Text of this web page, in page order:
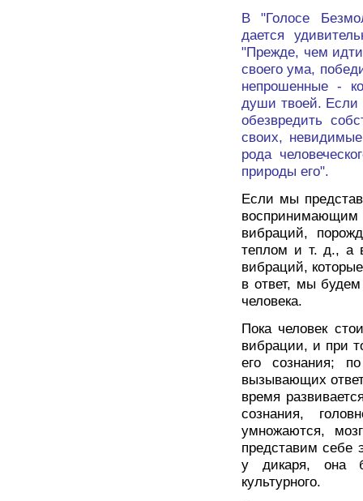
В "Голосе
дается
"Прежде, чем
своего ума,
непрошенные -
души твоей. Если
обезвредить
своих,
рода
природы его".
Если мы
вибраций,
теплом и т. д., а
вибраций,
в ответ, мы
человека.
Пока человек
вибрации, и при
его сознания;
вызывающих
время
сознания,
умножаются,
представим себе
у дикаря, она
культурного.